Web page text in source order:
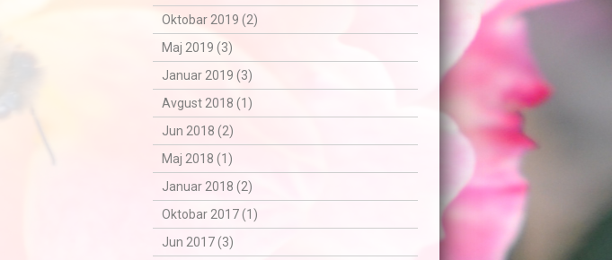
Oktobar 2019 (2)
Maj 2019 (3)
Januar 2019 (3)
Avgust 2018 (1)
Jun 2018 (2)
Maj 2018 (1)
Januar 2018 (2)
Oktobar 2017 (1)
Jun 2017 (3)